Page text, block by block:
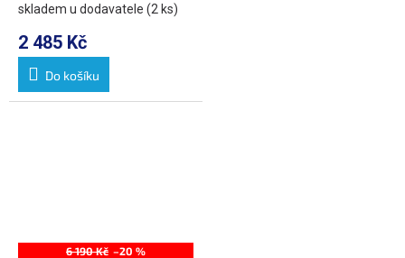
skladem u dodavatele (2 ks)
2 485 Kč
Do košíku
6 190 Kč –20 %